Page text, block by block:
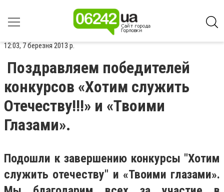
12:03, 7 березня 2013 р.
Поздравляем победителей
конкурсов «Хотим служить
Отечеству!!!» и «Твоими
Глазами».
Подошли к завершению конкурсы "Хотим
служить отечеству" и «Твоими глазами».